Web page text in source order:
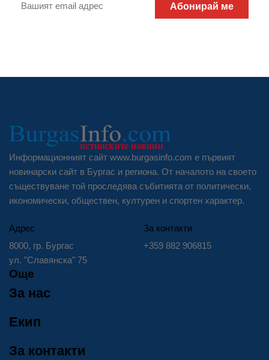
Абонирай ме
Информационният сайт www.burgasinfo.com е първият
новинарски сайт в Бургас и региона. От началото на своето
съществуване той проследява събитията от политически,
икономически, обществен, културен и спортен характер.
Адрес
8000, гр. Бургас
ул. "Славянска" 75
За контакти
+359 882 906815
Още
За нас
Екип
За контакти